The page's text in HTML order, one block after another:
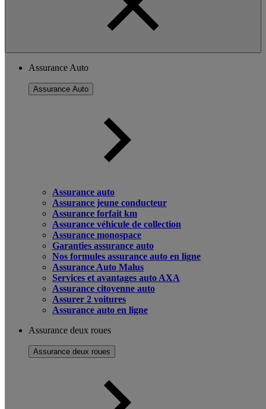
Assurance Auto
Assurance Auto
Assurance auto
Assurance jeune conducteur
Assurance forfait km
Assurance véhicule de collection
Assurance monospace
Garanties assurance auto
Nos formules assurance auto en ligne
Assurance Auto Malus
Services et avantages auto AXA
Assurance citoyenne auto
Assurer 2 voitures
Assurance auto en ligne
Assurance deux roues
Assurance deux roues